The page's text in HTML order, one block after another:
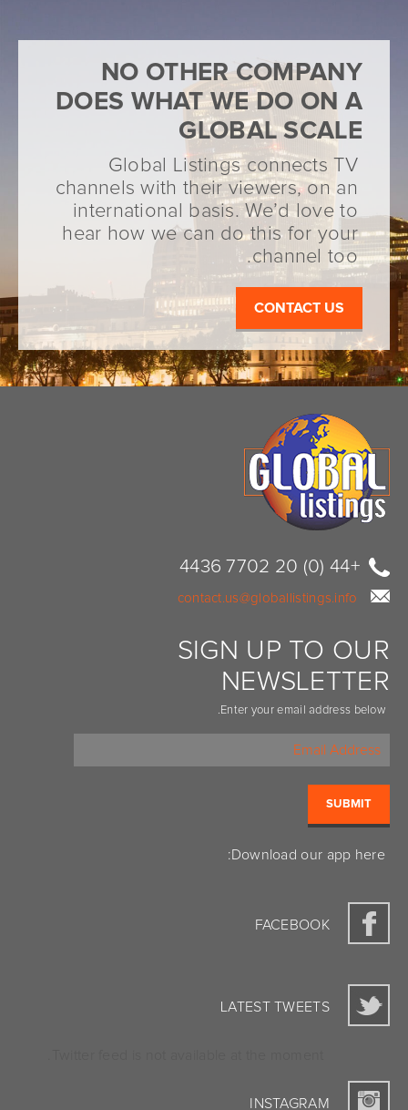
NO OTHER COMPANY
DOES WHAT WE DO ON A
GLOBAL SCALE
Global Listings connects TV
channels with their viewers, on an
international basis. We’d love to
hear how we can do this for your
channel too.
CONTACT US
+44 (0) 20 7702 4436
contact.us@globallistings.info
SIGN UP TO OUR
NEWSLETTER
Enter your email address below.
Download our app here:
FACEBOOK
LATEST TWEETS
INSTAGRAM